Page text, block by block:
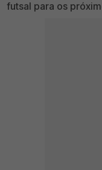
futsal para os